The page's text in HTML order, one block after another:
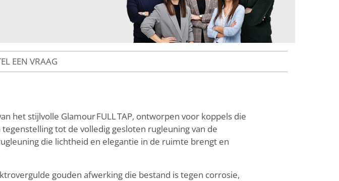
EEN VRAAG
het stijlvolle Glamour FULL TAP, ontworpen voor koppels die
tot de volledig gesloten rugleuning van de
die lichtheid en elegantie in de ruimte brengt en
gouden afwerking die bestand is tegen corrosie,